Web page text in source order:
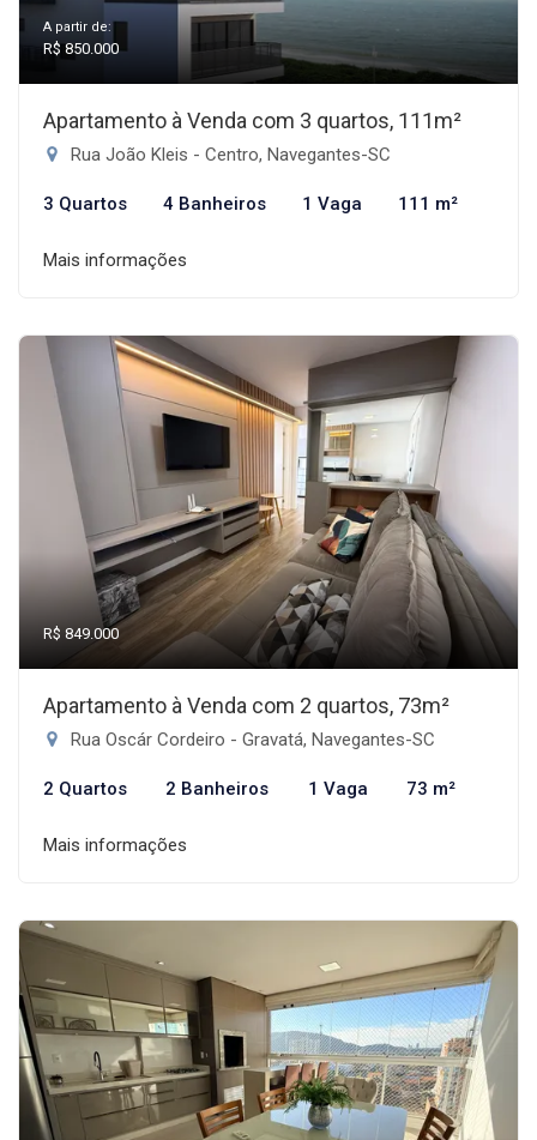
A partir de:
R$ 850.000
Apartamento à Venda com 3 quartos, 111m²
Rua João Kleis - Centro, Navegantes-SC
3 Quartos 4 Banheiros 1 Vaga 111 m²
Mais informações
R$ 849.000
Apartamento à Venda com 2 quartos, 73m²
Rua Oscár Cordeiro - Gravatá, Navegantes-SC
2 Quartos 2 Banheiros 1 Vaga 73 m²
Mais informações